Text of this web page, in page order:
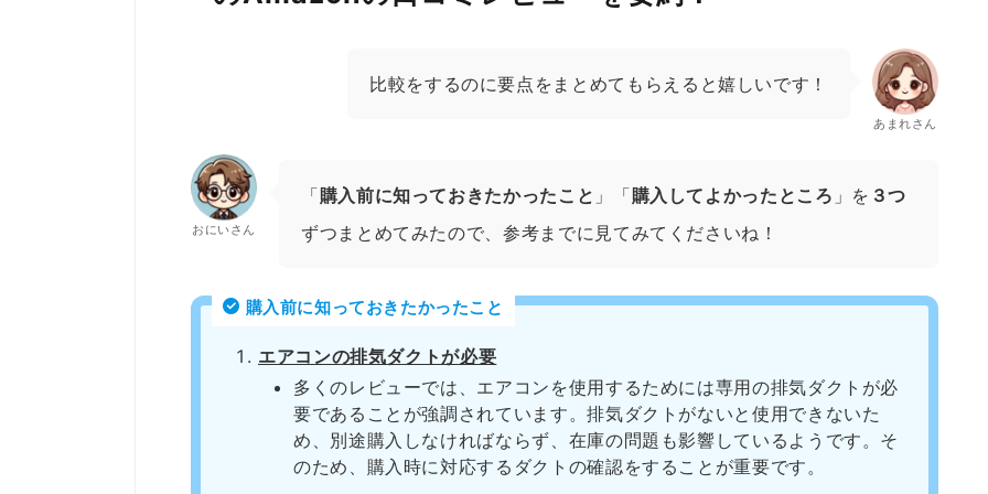
比較をするのに要点をまとめてもらえると嬉しいです！
あまれさん
おにいさん
「購入前に知っておきたかったこと 」「購入してよかったところ 」を ３つ
ずつまとめてみたので、参考までに見てみてくださいね！
購入前に知っておきたかったこと
エアコンの排気ダクトが必要
多くのレビューでは、エアコンを使用するためには専用の排気ダクトが必
要であることが強調されています。排気ダクトがないと使用できないた
め、別途購入しなければならず、在庫の問題も影響しているようです。そ
のため、購入時に対応するダクトの確認をすることが重要です。